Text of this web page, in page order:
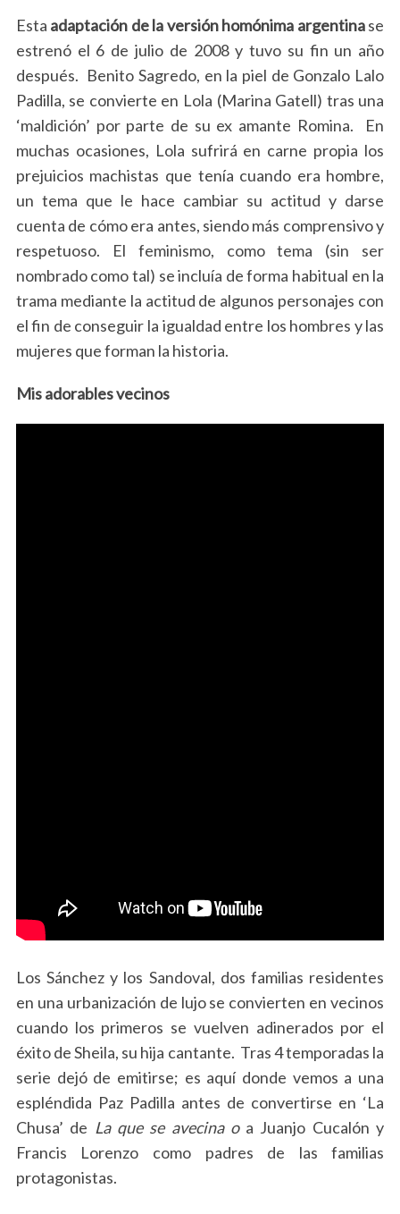
Esta adaptación de la versión homónima argentinase
estrenó el 6 de julio de 2008 y tuvo su fin un año
después. Benito Sagredo, en la piel de Gonzalo Lalo
Padilla, se convierte en Lola (Marina Gatell) tras una
‘maldición’ por parte de su ex amante Romina. En
muchas ocasiones, Lola sufrirá en carne propia los
prejuicios machistas que tenía cuando era hombre,
un tema que le hace cambiar su actitud y darse
cuenta de cómo era antes, siendo más comprensivo y
respetuoso. El feminismo, como tema (sin ser
nombrado como tal) se incluía de forma habitual en la
trama mediante la actitud de algunos personajes con
el fin de conseguir la igualdad entre los hombres y las
mujeres que forman la historia.
Mis adorables vecinos
Los Sánchez y los Sandoval, dos familias residentes
en una urbanización de lujo se convierten en vecinos
cuando los primeros se vuelven adinerados por el
éxito de Sheila, su hija cantante. Tras 4 temporadas la
serie dejó de emitirse; es aquí donde vemos a una
espléndida Paz Padilla antes de convertirse en ‘La
Chusa’ de La que se avecina o a Juanjo Cucalón y
Francis Lorenzo como padres de las familias
protagonistas.